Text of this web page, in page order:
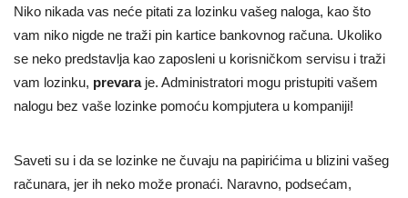
Niko nikada vas neće pitati za lozinku vašeg naloga, kao što
vam niko nigde ne traži pin kartice bankovnog računa. Ukoliko
se neko predstavlja kao zaposleni u korisničkom servisu i traži
vam lozinku, prevaraje. Administratori mogu pristupiti vašem
nalogu bez vaše lozinke pomoću kompjutera u kompaniji!
Saveti su i da se lozinke ne čuvaju na papirićima u blizini vašeg
računara, jer ih neko može pronaći. Naravno, podsećam,